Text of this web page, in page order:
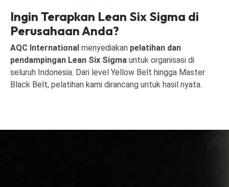
Ingin Terapkan Lean Six Sigma di
Perusahaan Anda?
AQC International menyediakan pelatihan dan
pendampingan Lean Six Sigma untuk organisasi di
seluruh Indonesia. Dari level Yellow Belt hingga Master
Black Belt, pelatihan kami dirancang untuk hasil nyata.